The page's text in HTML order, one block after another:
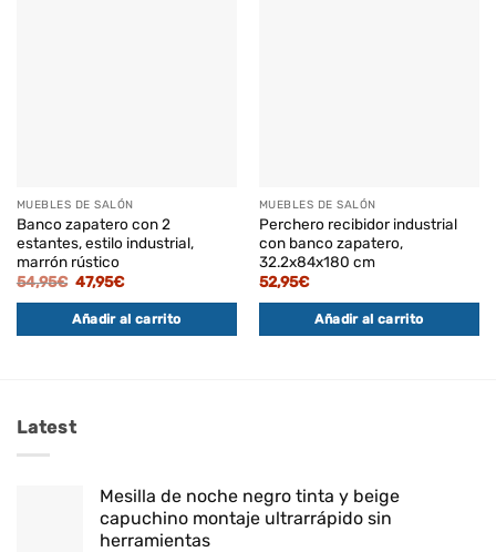
MUEBLES DE SALÓN
Banco zapatero con 2
estantes, estilo industrial,
marrón rústico
54,95€ El
original
era:
54,95€.
47,95€El
actual
es:
47,95€.
Añadir al carrito
MUEBLES DE SALÓN
Perchero recibidor industrial
con banco zapatero,
32.2x84x180 cm
52,95€
Añadir al carrito
Latest
Mesilla de noche negro tinta y beige
capuchino montaje ultrarrápido sin
herramientas